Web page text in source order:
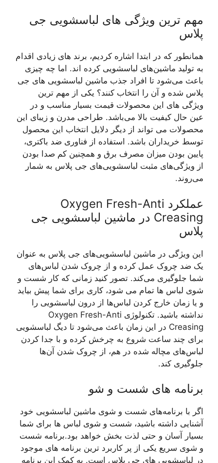
مهم ترین ویژگی های لباسشویی جی
پلاس
همانطور که در ابتدا اشاره کردیم، برند های زیادی اقدام
به تولید ماشین‌های لباسشویی کرده اند. اما چه چیزی
باعث می‌شود تا افراد جذب ماشین لباسشویی های جی
پلاس شده و آن را انتخاب کنند؟ یکی از مهم ترین
ویژگی های این محصولات قیمت بسیار مناسب و در
عین حال کیفیت بالا می‌باشد. طراحی مدرن و زیبای این
محصولات می تواند از دیگر دلایل انتخاب این محصول
توسط خریداران باشد. استفاده از فناوری ضد باکتری،
پایین بودن میزان مصرف برق و همچنین کم صدا بودن
از ویژگی‌های مثبت لباسشویی‌های جی پلاس به شمار
می‌روند.
عملکرد Oxygen Fresh-Anti
Creasing در ماشین لباسشویی جی
پلاس
این ویژگی در ماشین لباسشویی‌های جی پلاس به عنوان
یک ضد چروک عمل کرده و از چروک شدن لباس‌های
شما جلوگیری می‌کند. تصور کنید زمانی که کار شست و
شوی لباس ها تمام می شود، کاری برای شما پیش بیاید
و یا زمان خارج کردن لباس‌ها از درون لباسشویی را
نداشته باشید. تکنولوژی Oxygen Fresh-Anti
Creasing در این زمان باعث می‌شود تا دیگ لباسشویی
برای چند ساعت شروع به چرخش کرده و با جدا کردن
لباس‌های مچاله شده در هم، از چروک شدن آن‌ها
جلوگیری کند.
برنامه های شست و شو
اگر با برنامه‌های شست و شوی ماشین لباسشویی خود
آشنایی داشته باشید، شست و شوی لباس ها برای شما
بسیار آسان و حتی لذت بخش خواهد بود.برنامه شست
و شوی سریع یکی از پر کاربرد ترین برنامه های موجود
در لباسشویی های جی پلاس است. به کمک این برنامه